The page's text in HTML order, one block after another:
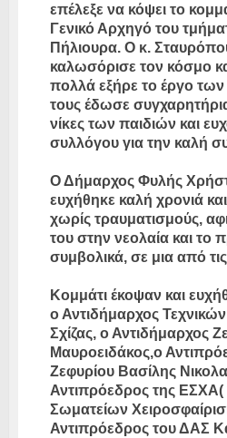
επέλεξε να κόψει το
Γενικό Αρχηγό του
Πήλιουρα. Ο κ.
καλωσόρισε τον κόσμο
πολλά εξήρε το έργο
τους έδωσε
νίκες των παιδιών και
συλλόγου για την καλή
Ο Δήμαρχος Φυλής
ευχήθηκε καλή χρονιά
χωρίς τραυματισμούς,
του στην νεολαία και το
συμβολικά, σε μια από
Κομμάτι έκοψαν και
ο Αντιδήμαρχος
Σχίζας, ο Αντιδήμαρχος
Μαυροειδάκος,ο
Ζεφυρίου Βασίλης
Αντιπρόεδρος της
Σωματείων
Αντιπρόεδρος του ΔΑΣ